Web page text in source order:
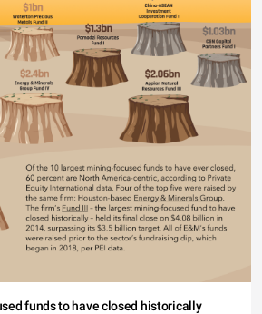
funds to have closed historically